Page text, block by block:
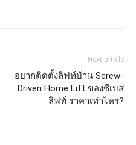
Next article
อยากติดตั้งลิฟท์บ้าน Screw-
Driven Home Lift ของซีเบส
ลิฟท์ ราคาเท่าไหร่?